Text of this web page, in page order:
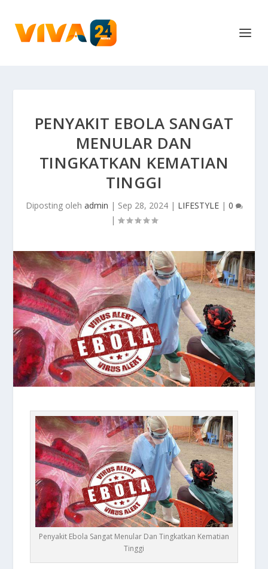
PENYAKIT EBOLA SANGAT
MENULAR DAN
TINGKATKAN KEMATIAN
TINGGI
Diposting oleh admin | Sep 28, 2024| LIFESTYLE| 0
|
Penyakit Ebola Sangat Menular Dan Tingkatkan Kematian
Tinggi